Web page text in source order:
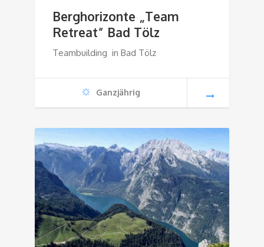
Berghorizonte „Team
Retreat“ Bad Tölz
Teambuilding in Bad Tölz
Ganzjährig